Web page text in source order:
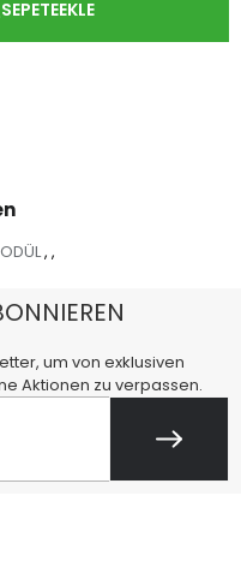
, ,
um von exklusiven
Aktionen zu verpassen.